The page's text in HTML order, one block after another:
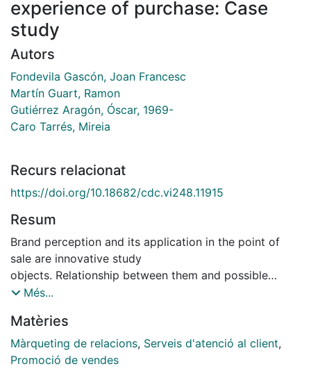
experience of purchase: Case
study
Autors
Fondevila Gascón, Joan Francesc
Martín Guart, Ramon
Gutiérrez Aragón, Óscar, 1969-
Caro Tarrés, Mireia
Recurs relacionat
https://doi.org/10.18682/cdc.vi248.11915
Resum
Brand perception and its application in the point of
sale are innovative study
objects. Relationship between them and possible
effects are a focus of monetization and
well-known brand Zara tops the sales
record of the multinational Inditex. This brand
produces 70% of the sales of the whole
Més...
Matèries
Màrqueting de relacions, Serveis d'atenció al client,
Promoció de vendes